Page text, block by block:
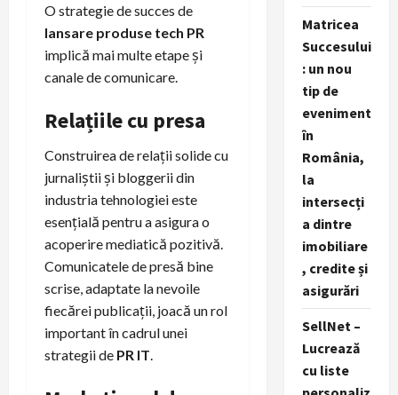
O strategie de succes de
lansare produse tech PR
implică mai multe etape și
canale de comunicare.
Relațiile cu presa
Construirea de relații solide cu
jurnaliștii și bloggerii din
industria tehnologiei este
esențială pentru a asigura o
acoperire mediatică pozitivă.
Comunicatele de presă bine
scrise, adaptate la nevoile
fiecărei publicații, joacă un rol
important în cadrul unei
strategii de PR IT
Matricea
Succesului
: un nou
tip de
eveniment
în
România,
la
intersecți
a dintre
imobiliare
, credite și
asigurări
SellNet –
Lucrează
cu liste